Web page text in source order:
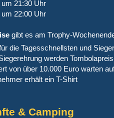
21:30 Uhr
22:00 Uhr
gibt es am Trophy-
die Tagesschnellsten und
werden
von über 10.000 Euro warten
erhält ein T-Shirt
& Camping